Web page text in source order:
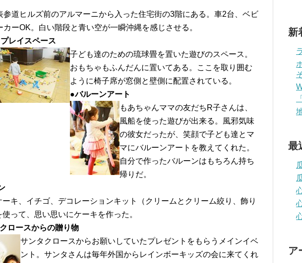
参道ヒルズ前のアルマーニから入った住宅街の3階にある。車2台、ベビ
カーOK。白い階段と青い空が一瞬沖縄を感じさせる。
レイスペース
子ども達のための琉球畳を置いた遊びのスペース。
おもちゃもふんだんに置いてある。ここを取り囲む
ように椅子席が窓側と壁側に配置されている。
●バルーンアート
もあちゃんママの友だちR子さんは、
風船を使った遊びが出来る。風邪気味
の彼女だったが、笑顔で子ども達とマ
マにバルーンアートを教えてくれた。
自分で作ったバルーンはもちろん持ち
帰りだ。
ーキ、イチゴ、デコレーションキット（クリームとクリーム絞り、飾り
使って、思い思いにケーキを作った。
ロースからの贈り物
サンタクロースからお願いしていたプレゼントをもらうメインイベ
ント。サンタさんは毎年外国からレインボーキッズの会に来てくれ
新
最
ア